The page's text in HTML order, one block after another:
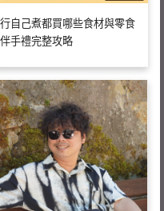
自己煮都買哪些食材與零食
手禮完整攻略